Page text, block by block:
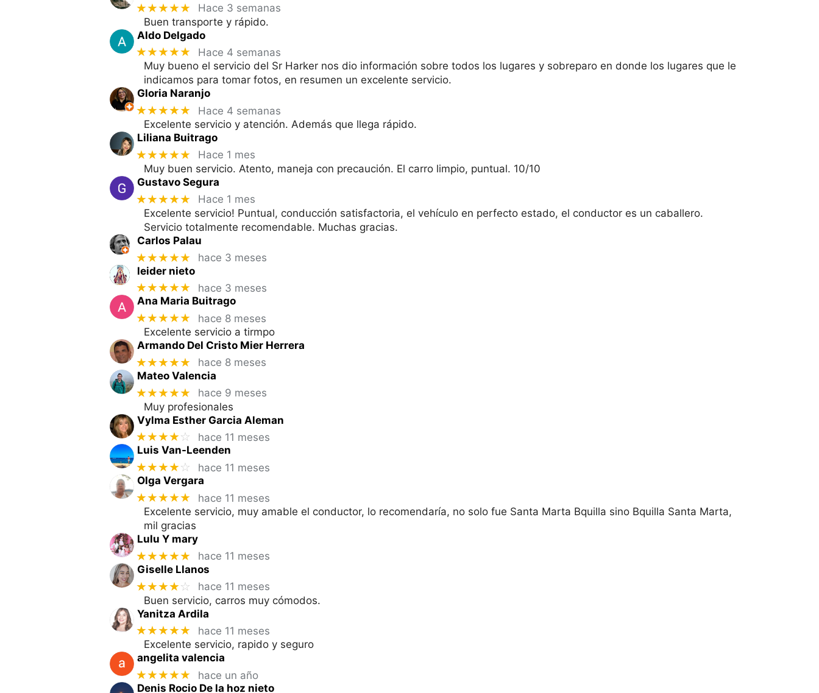
★★★★★
Hace 3 semanas
Buen transporte y rápido.
Aldo Delgado
★★★★★
Hace 4 semanas
Muy bueno el servicio del Sr Harker nos dio información sobre todos los lugares y sobreparo en donde los lugares que le
indicamos para tomar fotos, en resumen un excelente servicio.
Gloria Naranjo
★★★★★
Hace 4 semanas
Excelente servicio y atención. Además que llega rápido.
Liliana Buitrago
★★★★★
Hace 1 mes
Muy buen servicio. Atento, maneja con precaución. El carro limpio, puntual. 10/10
Gustavo Segura
★★★★★
Hace 1 mes
Excelente servicio! Puntual, conducción satisfactoria, el vehículo en perfecto estado, el conductor es un caballero.
Servicio totalmente recomendable. Muchas gracias.
Carlos Palau
★★★★★
hace 3 meses
leider nieto
★★★★★
hace 3 meses
Ana Maria Buitrago
★★★★★
hace 8 meses
Excelente servicio a tirmpo
Armando Del Cristo Mier Herrera
★★★★★
hace 8 meses
Mateo Valencia
★★★★★
hace 9 meses
Muy profesionales
Vylma Esther Garcia Aleman
★★★★☆
hace 11 meses
Luis Van-Leenden
★★★★☆
hace 11 meses
Olga Vergara
★★★★★
hace 11 meses
Excelente servicio, muy amable el conductor, lo recomendaría, no solo fue Santa Marta Bquilla sino Bquilla Santa Marta,
mil gracias
Lulu Y mary
★★★★★
hace 11 meses
Giselle Llanos
★★★★☆
hace 11 meses
Buen servicio, carros muy cómodos.
Yanitza Ardila
★★★★★
hace 11 meses
Excelente servicio, rapido y seguro
angelita valencia
★★★★★
hace un año
Denis Rocio De la hoz nieto